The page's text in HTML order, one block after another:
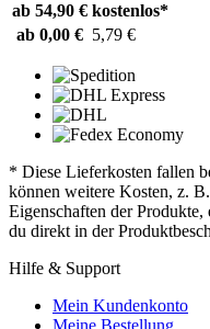
ab 54,90 € kostenlos*
ab 0,00 € 5,79 €
* Diese Lieferkosten fallen
können weitere Kosten, z.
Eigenschaften der
du direkt in der
Hilfe & Support
Mein Kundenkonto